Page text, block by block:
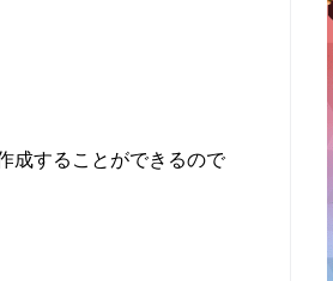
成することができるので